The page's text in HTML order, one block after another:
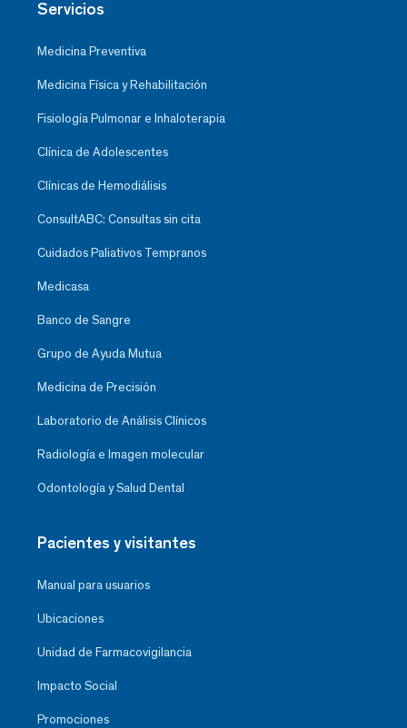
Servicios
Medicina Preventiva
Medicina Física y Rehabilitación
Fisiología Pulmonar e Inhaloterapia
Clínica de Adolescentes
Clínicas de Hemodiálisis
ConsultABC: Consultas sin cita
Cuidados Paliativos Tempranos
Medicasa
Banco de Sangre
Grupo de Ayuda Mutua
Medicina de Precisión
Laboratorio de Análisis Clínicos
Radiología e Imagen molecular
Odontología y Salud Dental
Pacientes y visitantes
Manual para usuarios
Ubicaciones
Unidad de Farmacovigilancia
Impacto Social
Promociones